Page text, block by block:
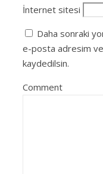
İnternet sitesi
Daha sonraki
e-posta adresim
kaydedilsin.
Comment